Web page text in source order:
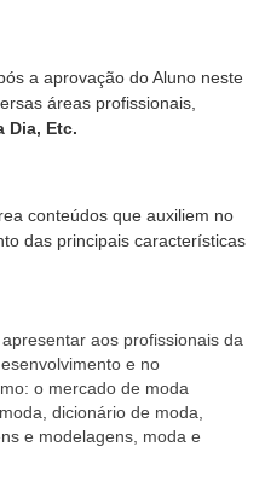
a aprovação do Aluno neste
áreas profissionais,
Dia, Etc.
conteúdos que auxiliem no
das principais características
aos profissionais da
e no
o mercado de moda
dicionário de moda,
e modelagens, moda e